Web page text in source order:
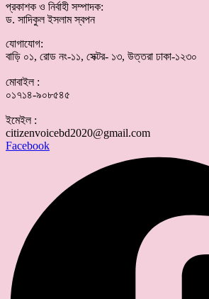
প্রকাশক ও নির্বাহী সম্পাদক:
ড. সাদিকুল ইসলাম স্বপন
যোগাযোগ:
বাড়ি ০১, রোড নং-১১, সেক্টর- ১৩, উত্তরা ঢাকা-১২৩০
মোবাইল :
০১৭১৪-৯০৮৫৪৫
ইমেইল :
citizenvoicebd2020@gmail.com
Facebook